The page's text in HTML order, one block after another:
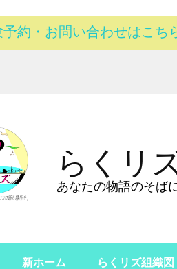
予約・お問い合わせはこち
らくリ
あなたの物語のそば
新ホーム らくリズ組織図